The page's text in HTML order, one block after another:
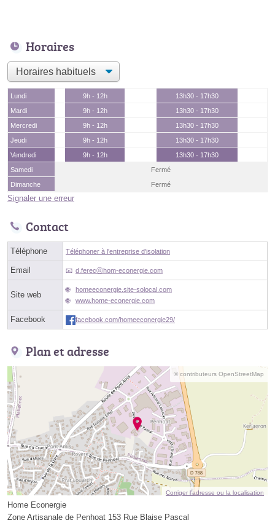
Horaires
Lundi 9h - 12h
13h30 - 17h30
Mardi
9h - 12h
13h30 - 17h30
Mercredi
9h - 12h
13h30 - 17h30
Jeudi
9h - 12h
13h30 - 17h30
Vendredi
9h - 12h
13h30 - 17h30
Samedi
Fermé
Dimanche
Fermé
Signaler une erreur
Contact
Téléphone Téléphoner à l'entreprise d'isolation
Email d.ferecⓐhom-econergie.com
Site web
homeeconergie.site-solocal.com
www.home-econergie.com
Facebook facebook.com/homeeconergie29/
Plan et adresse
© contributeurs OpenStreetMap
Corriger l’adresse ou la localisation
Home Econergie
Zone Artisanale de Penhoat 153 Rue Blaise Pascal